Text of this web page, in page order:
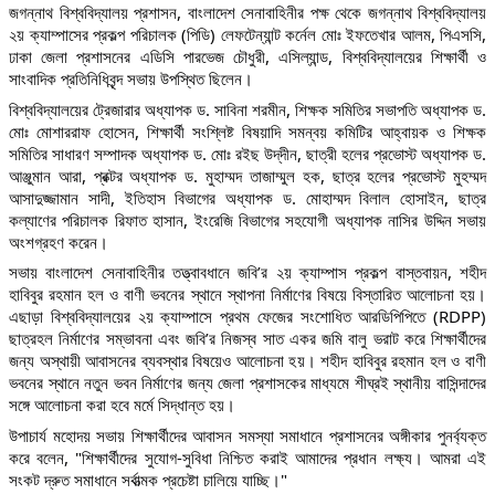
জগন্নাথ বিশ্ববিদ্যালয় প্রশাসন, বাংলাদেশ সেনাবাহিনীর পক্ষ থেকে জগন্নাথ বিশ্ববিদ্যালয়
২য়ক্যাম্পাসের প্রকল্প পরিচালক (পিডি) লেফটেন্যান্ট কর্নেল মোঃ ইফতেখার আলম, পিএসসি,
ঢাকা জেলা প্রশাসনের এডিসি পারভেজ চৌধুরী, এসিল্যান্ড, বিশ্ববিদ্যালয়ের শিক্ষার্থী ও
সাংবাদিক প্রতিনিধিবৃন্দ সভায় উপস্থিত ছিলেন।
বিশ্ববিদ্যালয়ের ট্রেজারার অধ্যাপক ড. সাবিনা শরমীন, শিক্ষক সমিতির সভাপতি অধ্যাপক ড.
মোঃ মোশাররাফ হোসেন, শিক্ষার্থী সংশ্লিষ্ট বিষয়াদি সমন্বয় কমিটির আহ্বায়ক ও শিক্ষক
সমিতির সাধারণ সম্পাদক অধ্যাপক ড. মোঃ রইছ উদ্‌দীন, ছাত্রী হলের প্রভোস্ট অধ্যাপক ড.
আঞ্জুমান আরা, প্রক্টর অধ্যাপক ড. মুহাম্মদ তাজাম্মুল হক, ছাত্র হলের প্রভোস্ট মুহম্মদ
আসাদুজ্জামান সাদী, ইতিহাস বিভাগের অধ্যাপক ড. মোহাম্মদ বিলাল হোসাইন, ছাত্র
কল্যাণের পরিচালক রিফাত হাসান, ইংরেজি বিভাগের সহযোগী অধ্যাপক নাসির উদ্দিন সভায়
অংশগ্রহণ করেন।
সভায় বাংলাদেশ সেনাবাহিনীর তত্ত্বাবধানে জবি’র ২য় ক্যাম্পাস প্রকল্প বাস্তবায়ন, শহীদ
হাবিবুর রহমান হল ও বাণী ভবনের স্থানে স্থাপনা নির্মাণের বিষয়ে বিস্তারিত আলোচনা হয়।
এছাড়া বিশ্ববিদ্যালয়ের ২য় ক্যাম্পাসে প্রথম ফেজের সংশোধিত আরডিপিপিতে (RDPP)
ছাত্রহল নির্মাণের সম্ভাবনা এবং জবি’র নিজস্ব সাত একর জমি বালু ভরাট করে শিক্ষার্থীদের
জন্য অস্থায়ী আবাসনের ব্যবস্থার বিষয়েও আলোচনা হয়। শহীদ হাবিবুর রহমান হল ও বাণী
ভবনের স্থানে নতুন ভবন নির্মাণের জন্য জেলা প্রশাসকের মাধ্যমে শীঘ্রই স্থানীয় বাসিন্দাদের
সঙ্গে আলোচনা করা হবে মর্মে সিদ্ধান্ত হয়।
উপাচার্য মহোদয় সভায় শিক্ষার্থীদের আবাসন সমস্যা সমাধানে প্রশাসনের অঙ্গীকার পুনর্ব্যক্ত
করে বলেন, "শিক্ষার্থীদের সুযোগ-সুবিধা নিশ্চিত করাই আমাদের প্রধান লক্ষ্য। আমরা এই
সংকট দ্রুত সমাধানে সর্বাত্মক প্রচেষ্টা চালিয়ে যাচ্ছি।"